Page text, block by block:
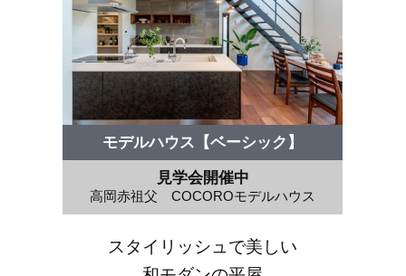
モデルハウス【ベーシック】
見学会開催中
高岡赤祖父 COCOROモデルハウス
スタイリッシュで美しい